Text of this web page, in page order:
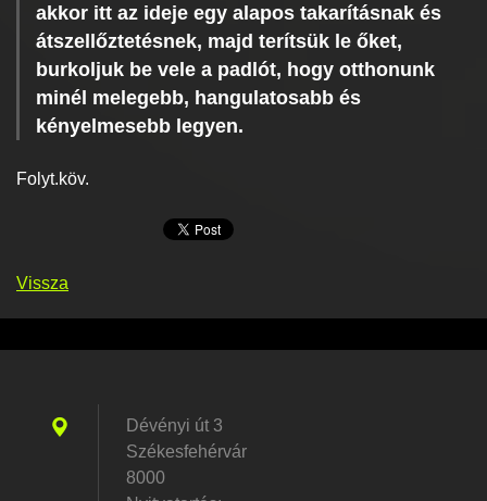
akkor itt az ideje egy alapos takarításnak és
átszellőztetésnek, majd terítsük le őket,
burkoljuk be vele a padlót, hogy otthonunk
minél melegebb, hangulatosabb és
kényelmesebb legyen.
Folyt.köv.
Vissza
Dévényi út 3
Székesfehérvár
8000